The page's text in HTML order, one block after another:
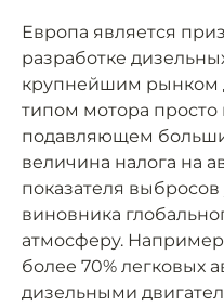
Европа является
разработке
крупнейшим рынком
типом мотора просто
подавляющем
величина налога на
показателя
виновника
атмосферу.
более 70% легковых
дизельными